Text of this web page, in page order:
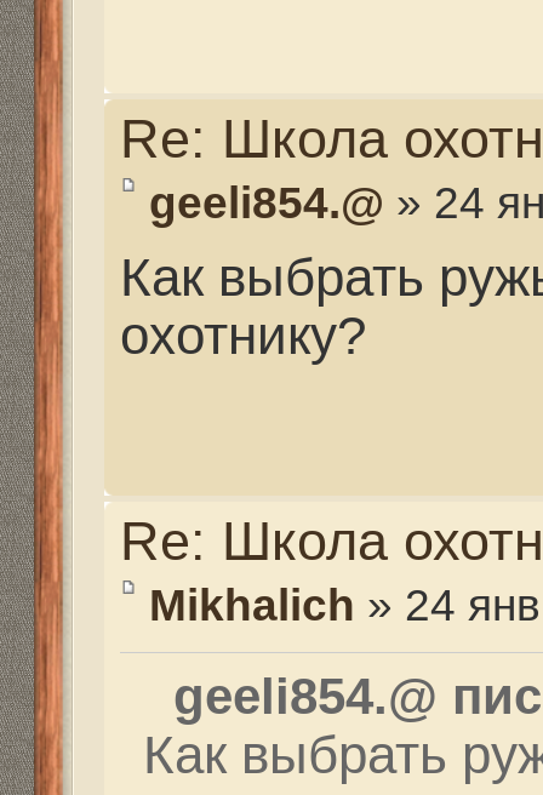
оно нужно.Для
стрельбы по
может по уткам.
Re: Школа охотника
Михаил» 24 янв 2014,
Да купить для
охотника запасными
стволка дресерует
лишний раз
Последний раз
2014, 19:42, всего